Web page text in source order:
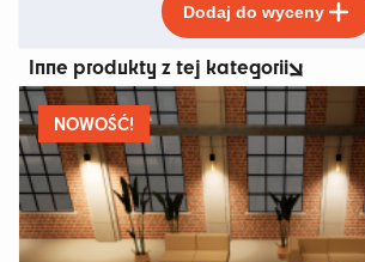
Dodaj do wyceny
produkt
ma
wiele
wariantów.
Opcje
można
wybrać
na
stronie
produktu
Inne produkty z tej kategorii
NOWOŚĆ!